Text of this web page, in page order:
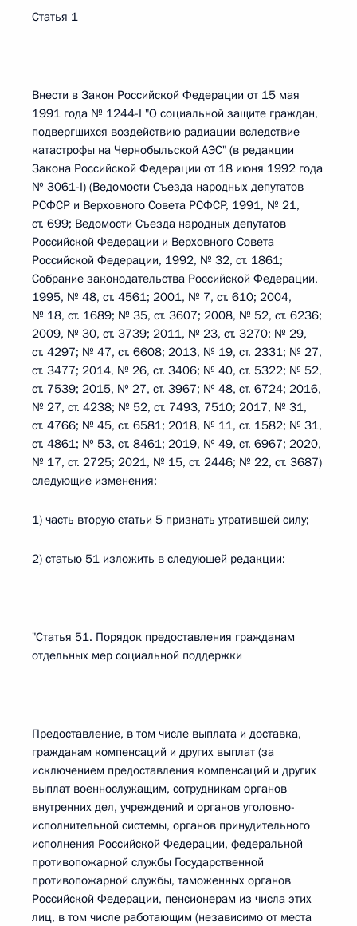
Статья 1
Внести в Закон Российской Федерации от 15 мая
1991 года № 1244-I "О социальной защите граждан,
подвергшихся воздействию радиации вследствие
катастрофы на Чернобыльской АЭС" (в редакции
Закона Российской Федерации от 18 июня 1992 года
№ 3061-I) (Ведомости Съезда народных депутатов
РСФСР и Верховного Совета РСФСР, 1991, № 21,
ст. 699; Ведомости Съезда народных депутатов
Российской Федерации и Верховного Совета
Российской Федерации, 1992, № 32, ст. 1861;
Собрание законодательства Российской Федерации,
1995, № 48, ст. 4561; 2001, № 7, ст. 610; 2004,
№ 18, ст. 1689; № 35, ст. 3607; 2008, № 52, ст. 6236;
2009, № 30, ст. 3739; 2011, № 23, ст. 3270; № 29,
ст. 4297; № 47, ст. 6608; 2013, № 19, ст. 2331; № 27,
ст. 3477; 2014, № 26, ст. 3406; № 40, ст. 5322; № 52,
ст. 7539; 2015, № 27, ст. 3967; № 48, ст. 6724; 2016,
№ 27, ст. 4238; № 52, ст. 7493, 7510; 2017, № 31,
ст. 4766; № 45, ст. 6581; 2018, № 11, ст. 1582; № 31,
ст. 4861; № 53, ст. 8461; 2019, № 49, ст. 6967; 2020,
№ 17, ст. 2725; 2021, № 15, ст. 2446; № 22, ст. 3687)
следующие изменения:
1) часть вторую статьи 5 признать утратившей силу;
2) статью 51 изложить в следующей редакции:
"Статья 51. Порядок предоставления гражданам
отдельных мер социальной поддержки
Предоставление, в том числе выплата и доставка,
гражданам компенсаций и других выплат (за
исключением предоставления компенсаций и других
выплат военнослужащим, сотрудникам органов
внутренних дел, учреждений и органов уголовно-
исполнительной системы, органов принудительного
исполнения Российской Федерации, федеральной
противопожарной службы Государственной
противопожарной службы, таможенных органов
Российской Федерации, пенсионерам из числа этих
лиц, в том числе работающим (независимо от места